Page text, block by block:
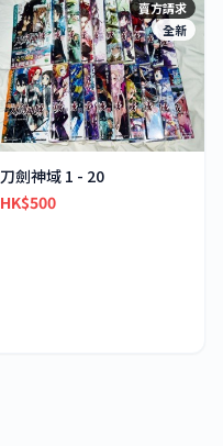
賣方請求
全新
刀劍神域 1 - 20
HK$500